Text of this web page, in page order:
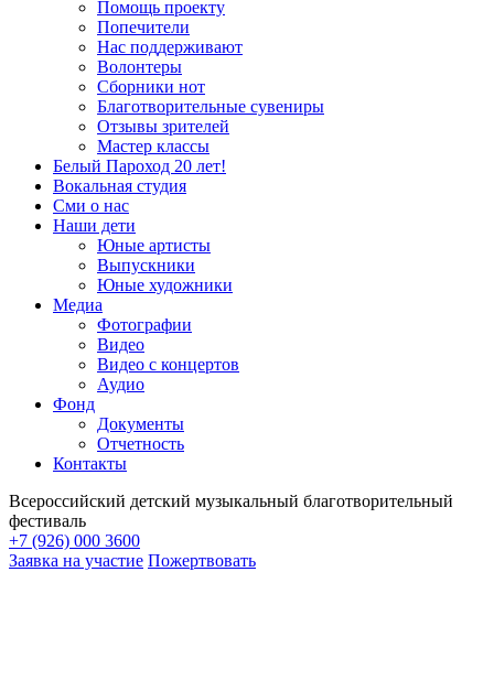
Помощь проекту
Попечители
Нас поддерживают
Волонтеры
Сборники нот
Благотворительные сувениры
Отзывы зрителей
Мастер классы
Белый Пароход 20 лет!
Вокальная студия
Сми о нас
Наши дети
Юные артисты
Выпускники
Юные художники
Медиа
Фотографии
Видео
Видео с концертов
Аудио
Фонд
Документы
Отчетность
Контакты
Всероссийский детский музыкальный благотворительный
фестиваль
+7 (926) 000 3600
Заявка на участие Пожертвовать